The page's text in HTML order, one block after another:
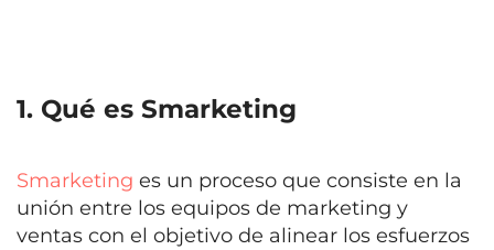
1. Qué es Smarketing
Smarketing es un proceso que consiste en la
unión entre los equipos de marketing y
ventas con el objetivo de alinear los esfuerzos